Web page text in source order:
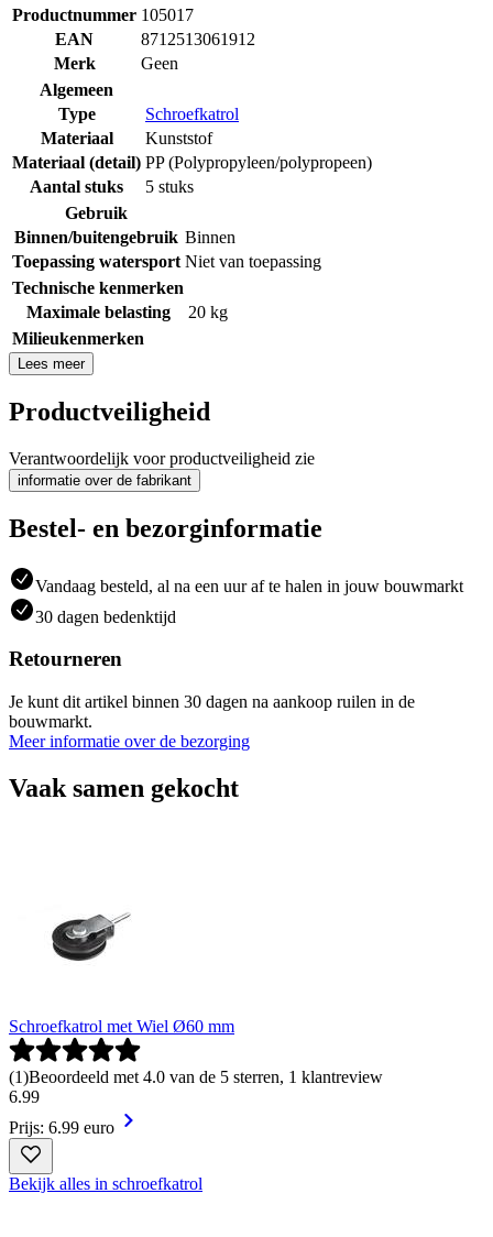
Productnummer 105017
EAN
8712513061912
Merk
Geen
Algemeen
Type
Schroefkatrol
Materiaal
Kunststof
Materiaal (detail) PP (Polypropyleen/polypropeen)
Aantal stuks
5 stuks
Gebruik
Binnen/buitengebruik Binnen
Toepassing watersport Niet van toepassing
Technische kenmerken
Maximale belasting
20 kg
Milieukenmerken
Lees meer
Productveiligheid
Verantwoordelijk voor productveiligheid zie
informatie over de fabrikant
Bestel- en bezorginformatie
Vandaag besteld, al na een uur af te halen in jouw bouwmarkt
30 dagen bedenktijd
Retourneren
Je kunt dit artikel binnen 30 dagen na aankoop ruilen in de
bouwmarkt.
Meer informatie over de bezorging
Vaak samen gekocht
Schroefkatrol met Wiel Ø60 mm
(1)Beoordeeld met 4.0 van de 5 sterren, 1 klantreview
6.99
Prijs: 6.99 euro
Bekijk alles in schroefkatrol